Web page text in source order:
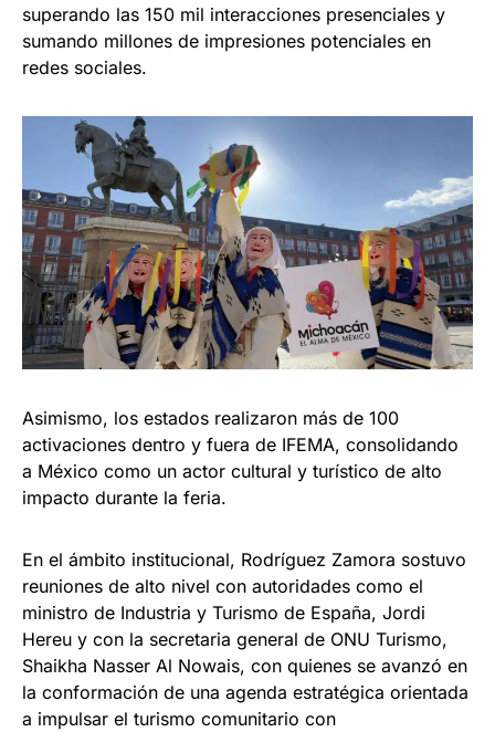
superando las 150 mil interacciones presenciales y
sumando millones de impresiones potenciales en
redes sociales.
Asimismo, los estados realizaron más de 100
activaciones dentro y fuera de IFEMA, consolidando
a México como un actor cultural y turístico de alto
impacto durante la feria.
En el ámbito institucional, Rodríguez Zamora sostuvo
reuniones de alto nivel con autoridades como el
ministro de Industria y Turismo de España, Jordi
Hereu y con la secretaria general de ONU Turismo,
Shaikha Nasser Al Nowais, con quienes se avanzó en
la conformación de una agenda estratégica orientada
a impulsar el turismo comunitario con